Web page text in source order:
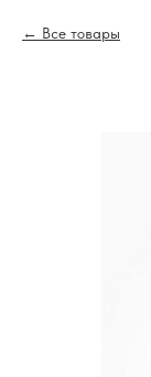
Все товары